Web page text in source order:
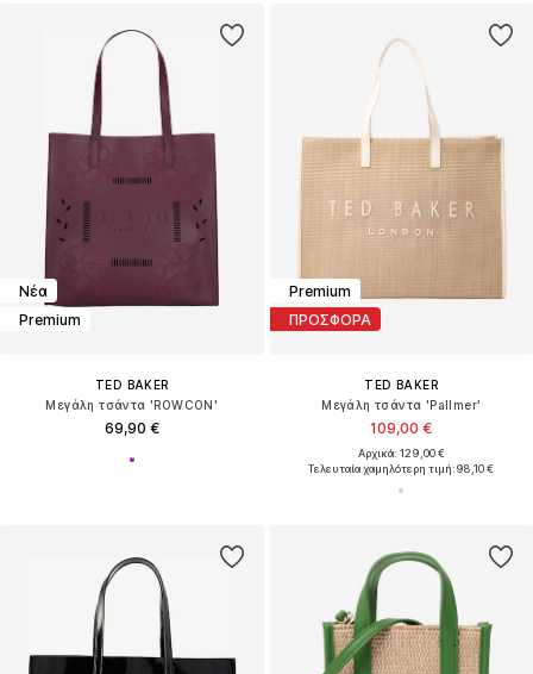
Νέα
Premium
TED BAKER
Μεγάλη τσάντα 'ROWCON'
69,90 €
Premium
ΠΡΟΣΦΟΡΑ
TED BAKER
Μεγάλη τσάντα 'Pallmer'
109,00 €
Αρχικά: 129,00 €
Τελευταία χαμηλότερη τιμή:98,10 €